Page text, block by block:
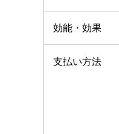
効能・効果
支払い方法